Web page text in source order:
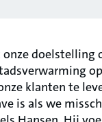
doelstelling
klanten te
is als we